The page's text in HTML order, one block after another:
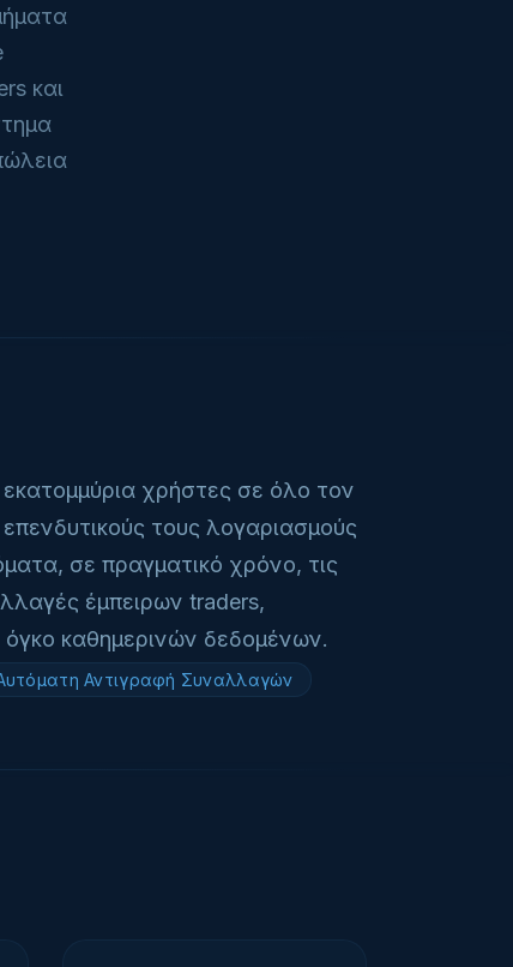
και
χρήστες σε όλο τον
τους λογαριασμούς
σε πραγματικό χρόνο, τις
έμπειρων traders,
όγκο καθημερινών δεδομένων.
Αντιγραφή Συναλλαγών